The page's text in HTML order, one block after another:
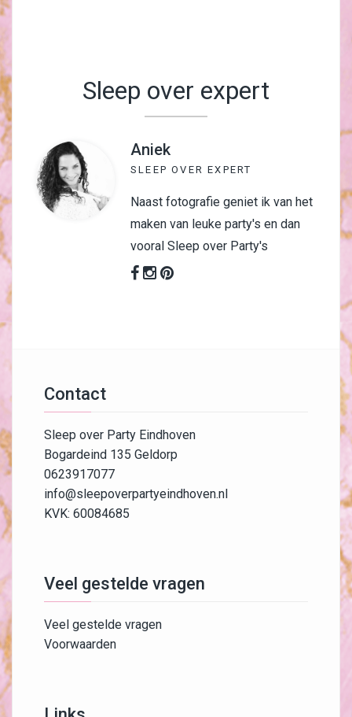
Sleep over expert
Aniek
SLEEP OVER EXPERT
Naast fotografie geniet ik van het
maken van leuke party's en dan
vooral Sleep over Party's
Contact
Sleep over Party Eindhoven
Bogardeind 135 Geldorp
0623917077
info@sleepoverpartyeindhoven.nl
KVK: 60084685
Veel gestelde vragen
Veel gestelde vragen
Voorwaarden